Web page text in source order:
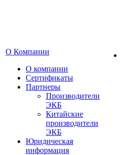
О Компании
О компании
Сертификаты
Партнеры
Производители
ЭКБ
Китайские
производители
ЭКБ
Юридическая
информация